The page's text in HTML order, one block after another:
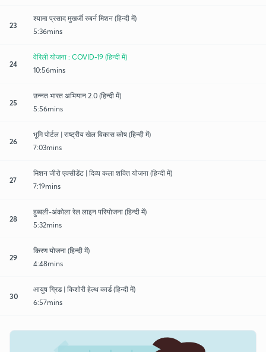
23
श्यामा प्रसाद मुखर्जी रुबर्न मिशन (हिन्दी में)
5:36mins
24
वेरिली योजना : COVID-19 (हिन्दी में)
10:56mins
25
उन्नत भारत अभियान 2.0 (हिन्दी में)
5:56mins
26
भूमि पोर्टल | राष्ट्रीय खेल विकास कोष (हिन्दी में)
7:03mins
27
मिशन जीरो एक्सीडेंट | दिव्य कला शक्ति योजना (हिन्दी में)
7:19mins
28
हुब्बली-अंकोला रेल लाइन परियोजना (हिन्दी में)
5:32mins
29
किरण योजना (हिन्दी में)
4:48mins
30
आयुष ग्रिड | किशोरी हेल्थ कार्ड (हिन्दी में)
6:57mins